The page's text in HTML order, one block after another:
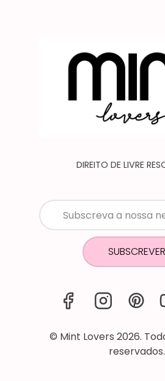
DIREITO DE LIVRE
SUBSCREVER
© Mint Lovers 2026.
reservados.